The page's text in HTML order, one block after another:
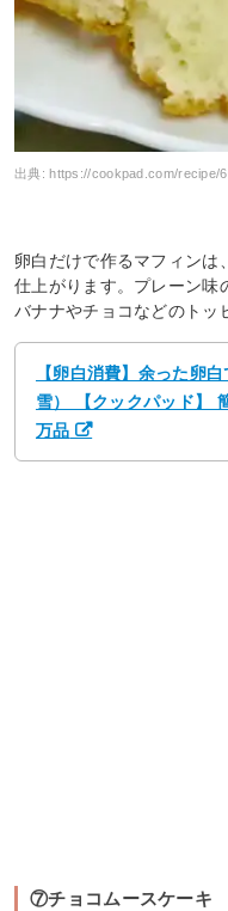
出典: https://cookpad.com/recipe/
卵白だけで作るマフィンは
仕上がります。プレーン味
バナナやチョコなどのトッ
【卵白消費】余った卵
雪） 【クックパッド】
万品
⑦チョコムースケーキ